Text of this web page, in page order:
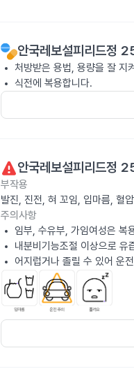
안국레보설피리드정
처방받은 용법, 용량을 잘 지
식전에 복용합니다.
안국레보설피리드정
부작용
발진, 진전, 혀 꼬임, 입마름, 혈
주의사항
임부, 수유부, 가임여성은 복
내분비기능조절 이상으로 유
어지럽거나 졸릴 수 있어 운